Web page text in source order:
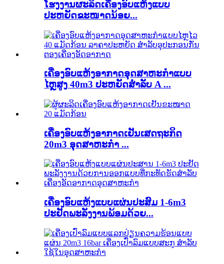
ໂຮງງານຜະລິດເຄື່ອງອົບແຫ້ງແບບ
ປະຫຍັດຂະໜາດນ້ອຍ...
ເຄື່ອງອົບແຫ້ງອາກາດອຸດສາຫະກໍາແບບ
ໄຫຼສູງ 40m3 ປະຫຍັດສໍາລັບ A ...
ເຄື່ອງອົບແຫ້ງອາກາດເຢັນເສດຖະກິດ
20m3 ອຸດສາຫະກໍາ ...
ເຄື່ອງອົບແຫ້ງແບບແຜ່ນປະສົມ 1-6m3
ປະຢັດພະລັງງານພ້ອມດ້ວຍ...